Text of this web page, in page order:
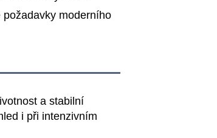
moderního
a stabilní
i při intenzivním